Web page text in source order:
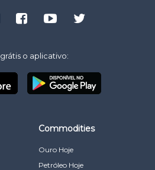
o aplicativo:
Commodities
Ouro Hoje
Petróleo Hoje